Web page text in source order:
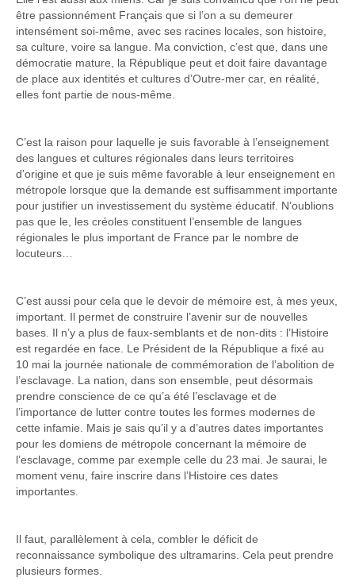
être passionnément Français que si l’on a su demeurer
intensément soi-même, avec ses racines locales, son histoire,
sa culture, voire sa langue. Ma conviction, c’est que, dans une
démocratie mature, la République peut et doit faire davantage
de place aux identités et cultures d’Outre-mer car, en réalité,
elles font partie de nous-même.
C’est la raison pour laquelle je suis favorable à l’enseignement
des langues et cultures régionales dans leurs territoires
d’origine et que je suis même favorable à leur enseignement en
métropole lorsque que la demande est suffisamment importante
pour justifier un investissement du système éducatif. N’oublions
pas que le, les créoles constituent l’ensemble de langues
régionales le plus important de France par le nombre de
locuteurs…
C’est aussi pour cela que le devoir de mémoire est, à mes yeux,
important. Il permet de construire l’avenir sur de nouvelles
bases. Il n’y a plus de faux-semblants et de non-dits : l’Histoire
est regardée en face. Le Président de la République a fixé au
10 mai la journée nationale de commémoration de l’abolition de
l’esclavage. La nation, dans son ensemble, peut désormais
prendre conscience de ce qu’a été l’esclavage et de
l’importance de lutter contre toutes les formes modernes de
cette infamie. Mais je sais qu’il y a d’autres dates importantes
pour les domiens de métropole concernant la mémoire de
l’esclavage, comme par exemple celle du 23 mai. Je saurai, le
moment venu, faire inscrire dans l’Histoire ces dates
importantes.
Il faut, parallèlement à cela, combler le déficit de
reconnaissance symbolique des ultramarins. Cela peut prendre
plusieurs formes.